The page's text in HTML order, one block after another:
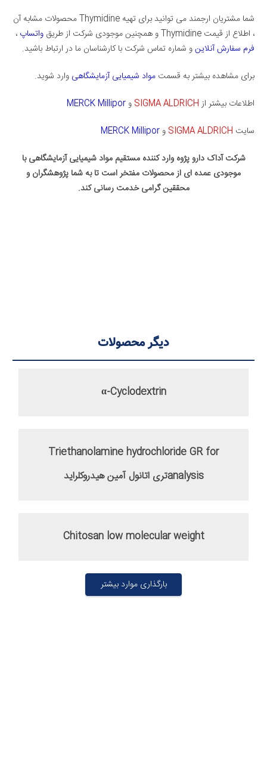
شما مشتریان ارجمند می توانید برای تهیه Thymidine محصولات مشابه آن
، اطلاع از قیمت Thymidine و همچنین موجودی شرکت از طریق
واتساپ ،
فرم سفارش آنلاینو شماره تماس شرکت با کارشناسان ما در ارتباط باشید.
برای مشاهده بیشتر به قسمت مواد شیمیایی آزمایشگاهی وارد شوید.
اطلاعات بیشتر از SIGMA ALDRICH وMERCK Millipor
سایت SIGMA ALDRICH وMERCK Millipor
شرکت آداک دارو پژوه وارد کننده مستقیم مواد شیمیایی آزمایشگاهی با
موجودی عمده ای از محصولات مفتخر است تا به شما پژوهشگران و
محققین گرامی خدمت رسانی کند.
دیگر محصولات
α-Cyclodextrin
Triethanolamine hydrochloride GR for
analysisتری اتانول آمین هیدروکلراید
Chitosan low molecular weight
بارگذاری موارد بیشتر